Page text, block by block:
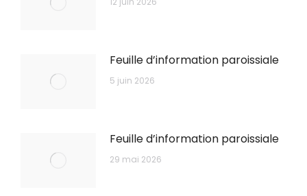
Feuille d’information paroissiale
5 juin 2026
Feuille d’information paroissiale
29 mai 2026